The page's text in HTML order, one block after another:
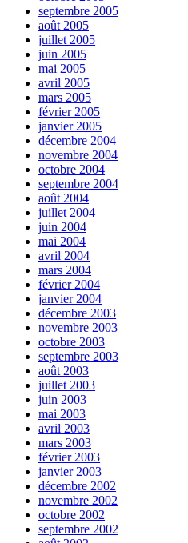
septembre 2005
août 2005
juillet 2005
juin 2005
mai 2005
avril 2005
mars 2005
février 2005
janvier 2005
décembre 2004
novembre 2004
octobre 2004
septembre 2004
août 2004
juillet 2004
juin 2004
mai 2004
avril 2004
mars 2004
février 2004
janvier 2004
décembre 2003
novembre 2003
octobre 2003
septembre 2003
août 2003
juillet 2003
juin 2003
mai 2003
avril 2003
mars 2003
février 2003
janvier 2003
décembre 2002
novembre 2002
octobre 2002
septembre 2002